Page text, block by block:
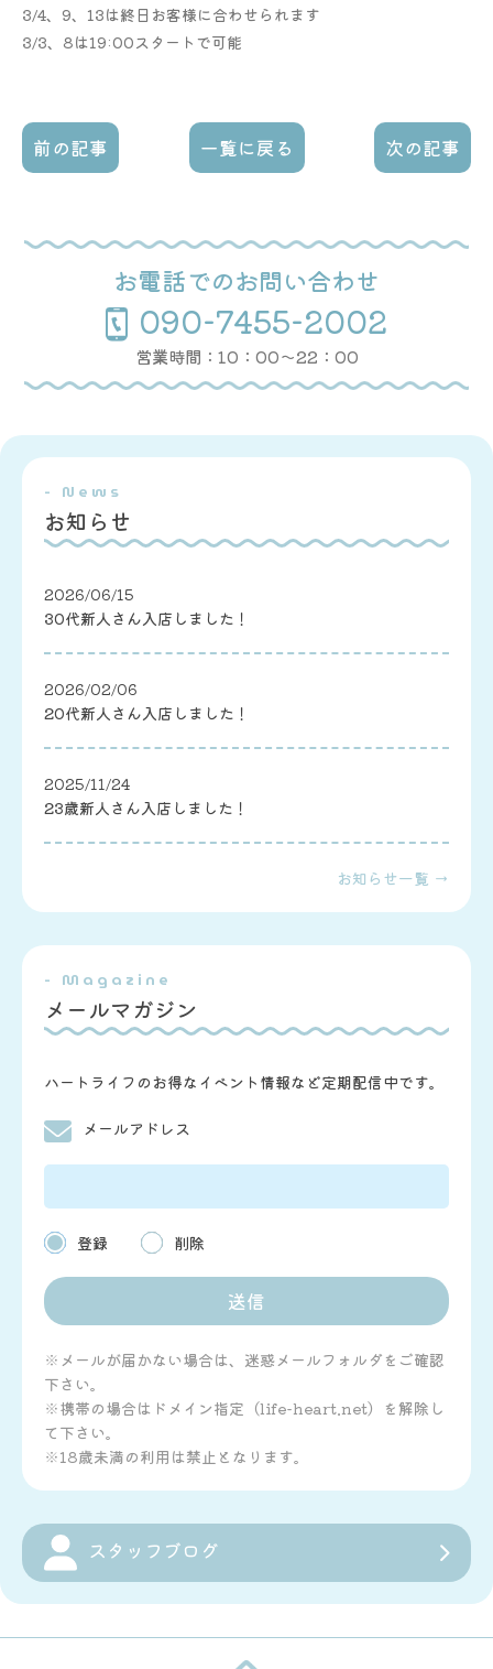
3/4、9、13は終日お客様に合わせられます
3/3、8は19:00スタートで可能
前の記事 一覧に戻る 次の記事
お電話でのお問い合わせ
090-7455-2002
営業時間：10：00〜22：00
- News
お知らせ
2026/06/15
30代新人さん入店しました！
2026/02/06
20代新人さん入店しました！
2025/11/24
23歳新人さん入店しました！
お知らせ一覧 →
- Magazine
メールマガジン
ハートライフのお得なイベント情報など定期配信中です。
メールアドレス
登録 削除
※メールが届かない場合は、迷惑メールフォルダをご確認
下さい。
※携帯の場合はドメイン指定（life-heart.net）を解除し
て下さい。
※18歳未満の利用は禁止となります。
スタッフブログ